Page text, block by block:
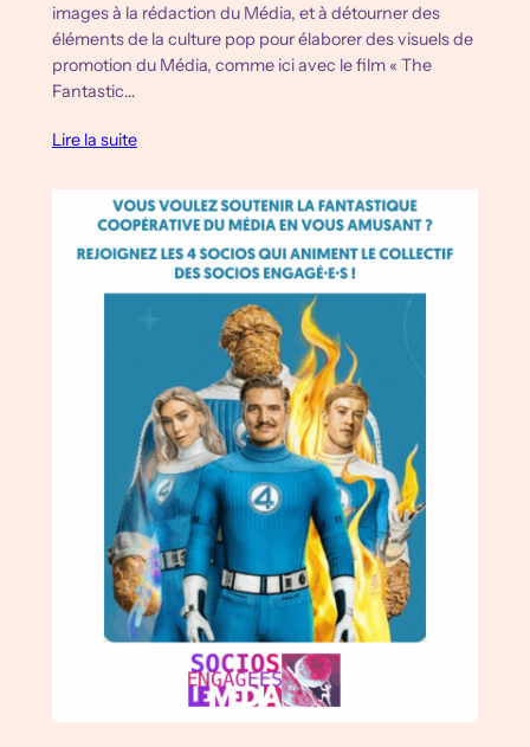
images à la rédaction du Média, et à détourner des
éléments de la culture pop pour élaborer des visuels de
promotion du Média, comme ici avec le film « The
Fantastic…
Lire la suite